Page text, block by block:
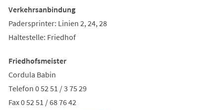
Verkehrsanbindung
Padersprinter: Linien 2, 24, 28
Haltestelle: Friedhof
Friedhofsmeister
Cordula Babin
Telefon 0 52 51 / 3 75 29
Fax 0 52 51 / 68 76 42